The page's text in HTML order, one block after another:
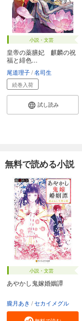
小説・文芸
皇帝の薬膳妃 麒麟の祝
福と緋色...
尾道理子 名司生
続巻入荷
試し読み
無料で読める小説
小説・文芸
あやかし鬼嫁婚姻譚
朧月あき セカイメグル